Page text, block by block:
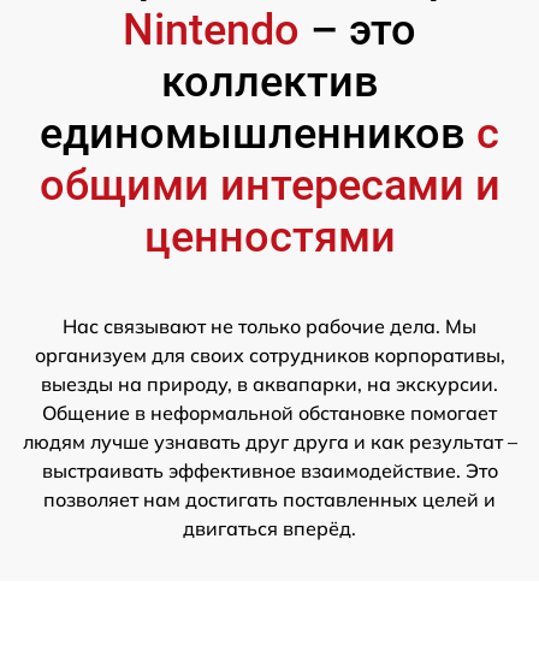
Nintendo – это
коллектив
единомышленников с
общими интересами и
ценностями
Нас связывают не только рабочие дела. Мы
организуем для своих сотрудников корпоративы,
выезды на природу, в аквапарки, на экскурсии.
Общение в неформальной обстановке помогает
людям лучше узнавать друг друга и как результат –
выстраивать эффективное взаимодействие. Это
позволяет нам достигать поставленных целей и
двигаться вперёд.